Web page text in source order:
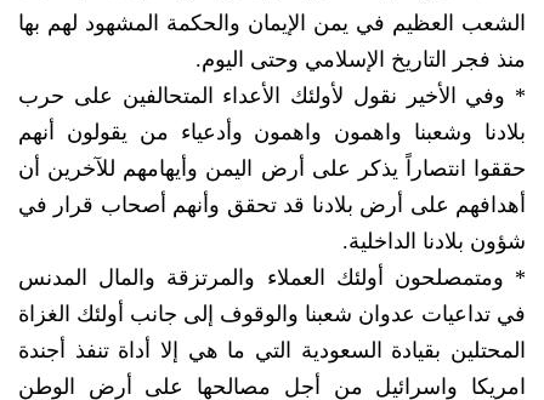
الشعب العظيم في يمن الإيمان والحكمة المشهود لهم بها
منذ فجر التاريخ الإسلامي وحتى اليوم.
* وفي الأخير نقول لأولئك الأعداء المتحالفين على حرب
بلادنا وشعبنا واهمون واهمون وأدعياء من يقولون أنهم
حققوا انتصاراً يذكر على أرض اليمن وأيهامهم للآخرين أن
أهدافهم على أرض بلادنا قد تحقق وأنهم أصحاب قرار في
شؤون بلادنا الداخلية.
* ومتمصلحون أولئك العملاء والمرتزقة والمال المدنس
في تداعيات عدوان شعبنا والوقوف إلى جانب أولئك الغزاة
المحتلين بقيادة السعودية التي ما هي إلا أداة تنفذ أجندة
امريكا واسرائيل من أجل مصالحها على أرض الوطن